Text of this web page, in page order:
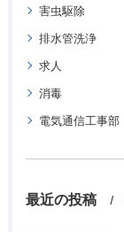
害虫駆除
排水管洗浄
求人
消毒
電気通信工事部
最近の投稿